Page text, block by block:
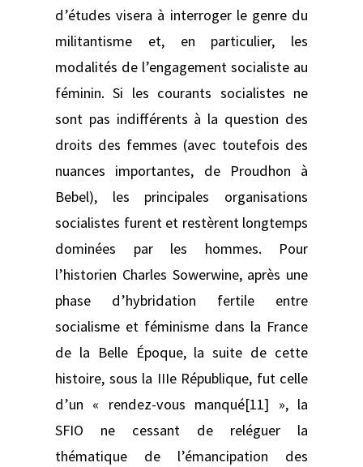
d’études visera à interroger le genre du
militantisme et, en particulier, les
modalités de l’engagement socialiste au
féminin. Si les courants socialistes ne
sont pas indifférents à la question des
droits des femmes (avec toutefois des
nuances importantes, de Proudhon à
Bebel), les principales organisations
socialistes furent et restèrent longtemps
dominées par les hommes. Pour
l’historien Charles Sowerwine, après une
phase d’hybridation fertile entre
socialisme et féminisme dans la France
de la Belle Époque, la suite de cette
histoire, sous la IIIe République, fut celle
d’un « rendez-vous manqué[11] », la
SFIO ne cessant de reléguer la
thématique de l’émancipation des